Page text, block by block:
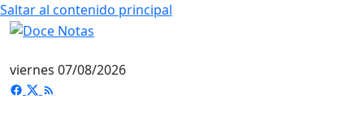
Saltar al contenido principal
viernes 07/08/2026